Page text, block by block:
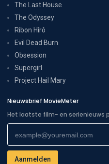
The Last House
The Odyssey
Ribon Hîrô
Evil Dead Burn
Obsession
Supergirl
Project Hail Mary
Nieuwsbrief MovieMeter
Het laatste film- en serienieuws